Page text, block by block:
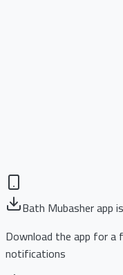
Bath Mubasher app
Download the app for a
notifications